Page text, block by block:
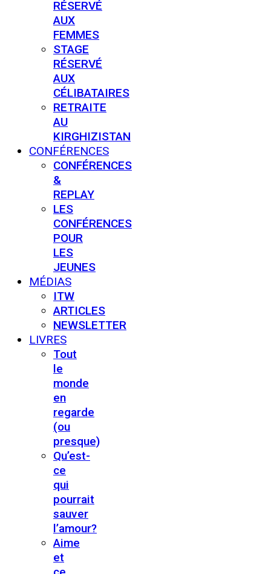
RÉSERVÉ
AUX
FEMMES
STAGE
RÉSERVÉ
AUX
CÉLIBATAIRES
RETRAITE
AU
KIRGHIZISTAN
CONFÉRENCES
CONFÉRENCES
&
REPLAY
LES
CONFÉRENCES
POUR
LES
JEUNES
MÉDIAS
ITW
ARTICLES
NEWSLETTER
LIVRES
Tout
le
monde
en
regarde
(ou
presque)
Qu’est-
ce
qui
pourrait
sauver
l’amour?
Aime
et